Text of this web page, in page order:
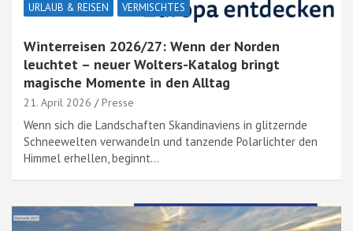
URLAUB & REISEN VERMISCHTES
Winterreisen 2026/27: Wenn der Norden
leuchtet – neuer Wolters-Katalog bringt
magische Momente in den Alltag
21. April 2026 Presse
Wenn sich die Landschaften Skandinaviens in glitzernde
Schneewelten verwandeln und tanzende Polarlichter den
Himmel erhellen, beginnt…